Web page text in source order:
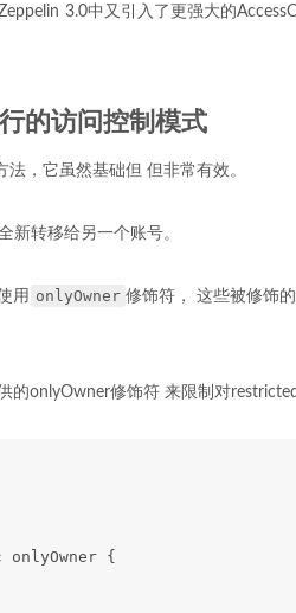
3.0中又引入了更强大的
的访问控制模式
，它虽然基础但 但非常有效。
新转移给另一个账号。
用 onlyOwner 修饰符， 这些被修饰
的onlyOwner修饰符 来限制对
{